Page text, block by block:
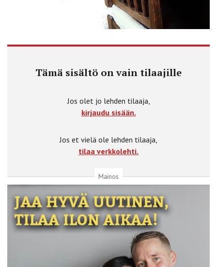
Tämä sisältö on vain tilaajille
Jos olet jo lehden tilaaja,
kirjaudu sisään.
Jos et vielä ole lehden tilaaja,
tilaa verkkolehti.
Mainos